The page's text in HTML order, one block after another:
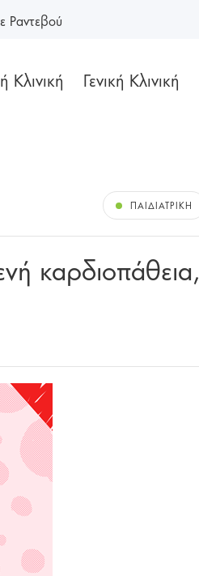
Κλινική Γενική Κλινική
Ραντεβού
ΠΑΙΔΙΑΤΡΙΚΉ
καρδιοπάθεια,